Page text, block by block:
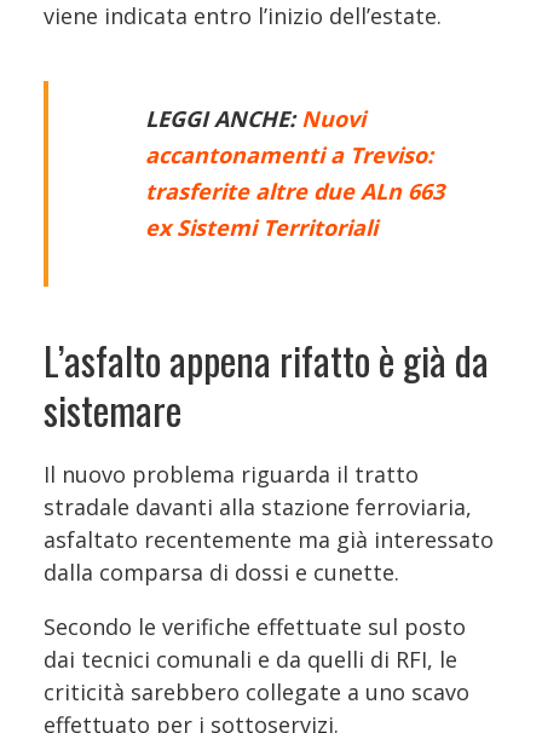
viene indicata entro l’inizio dell’estate.
LEGGI ANCHE:Nuovi
accantonamenti a Treviso:
trasferite altre due ALn 663
ex Sistemi Territoriali
L’asfalto appena rifatto è già da
sistemare
Il nuovo problema riguarda il tratto
stradale davanti alla stazione ferroviaria,
asfaltato recentemente ma già interessato
dalla comparsa di dossi e cunette.
Secondo le verifiche effettuate sul posto
dai tecnici comunali e da quelli di RFI, le
criticità sarebbero collegate a uno scavo
effettuato per i sottoservizi.